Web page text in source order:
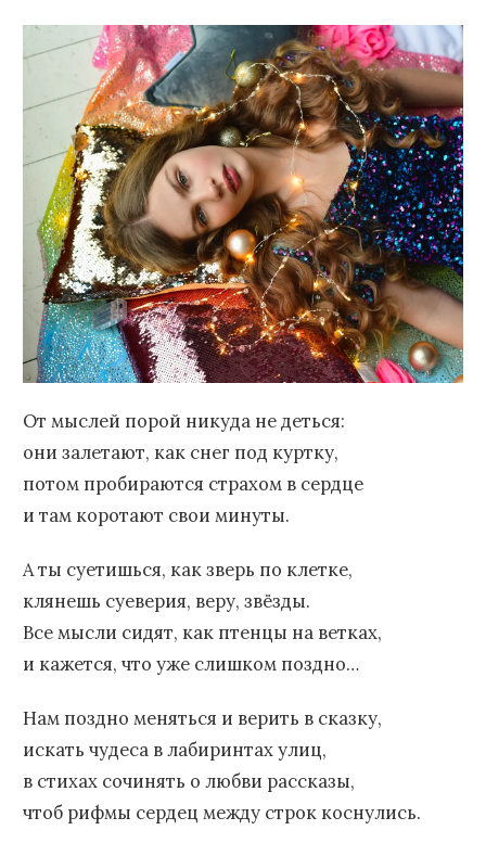
От мыслей порой никуда не деться:
они залетают, как снег под куртку,
потом пробираются страхом в сердце
и там коротают свои минуты.
А ты суетишься, как зверь по клетке,
клянешь суеверия, веру, звёзды.
Все мысли сидят, как птенцы на ветках,
и кажется, что уже слишком поздно…
Нам поздно меняться и верить в сказку,
искать чудеса в лабиринтах улиц,
в стихах сочинять о любви рассказы,
чтоб рифмы сердец между строк коснулись.